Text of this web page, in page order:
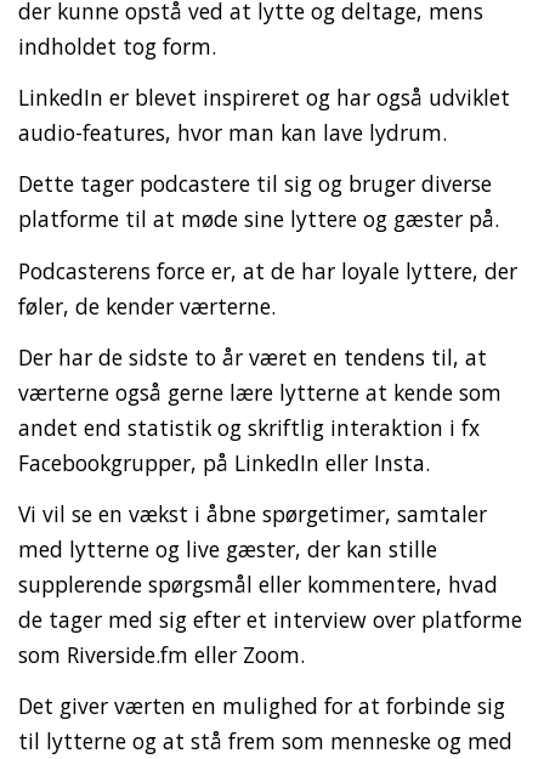
der kunne opstå ved at lytte og deltage, mens
indholdet tog form.
LinkedIn er blevet inspireret og har også udviklet
audio-features, hvor man kan lave lydrum.
Dette tager podcastere til sig og bruger diverse
platforme til at møde sine lyttere og gæster på.
Podcasterens force er, at de har loyale lyttere, der
føler, de kender værterne.
Der har de sidste to år været en tendens til, at
værterne også gerne lære lytterne at kende som
andet end statistik og skriftlig interaktion i fx
Facebookgrupper, på LinkedIn eller Insta.
Vi vil se en vækst i åbne spørgetimer, samtaler
med lytterne og live gæster, der kan stille
supplerende spørgsmål eller kommentere, hvad
de tager med sig efter et interview over platforme
som Riverside.fm eller Zoom.
Det giver værten en mulighed for at forbinde sig
til lytterne og at stå frem som menneske og med